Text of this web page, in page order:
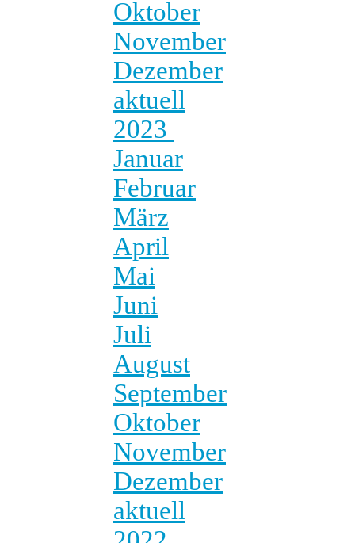
Oktober
November
Dezember
aktuell
2023
Januar
Februar
März
April
Mai
Juni
Juli
August
September
Oktober
November
Dezember
aktuell